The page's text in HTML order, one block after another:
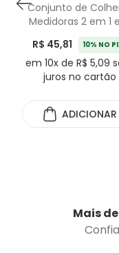
Conjunto de
Medidoras 2 em 1
Plástico Cinza
Secret - 4
R$ 45,81 10% NO
em 10x de R$ 5,09
juros no cartão
ADICIONAR
Mais